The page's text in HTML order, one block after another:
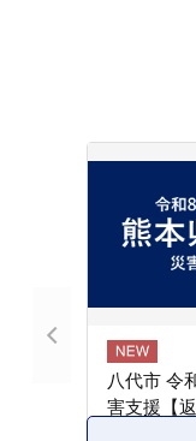
八代市 令
害支援【